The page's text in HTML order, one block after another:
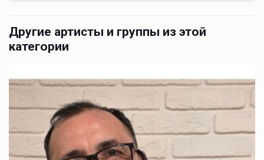
Другие артисты и группы из этой
категории